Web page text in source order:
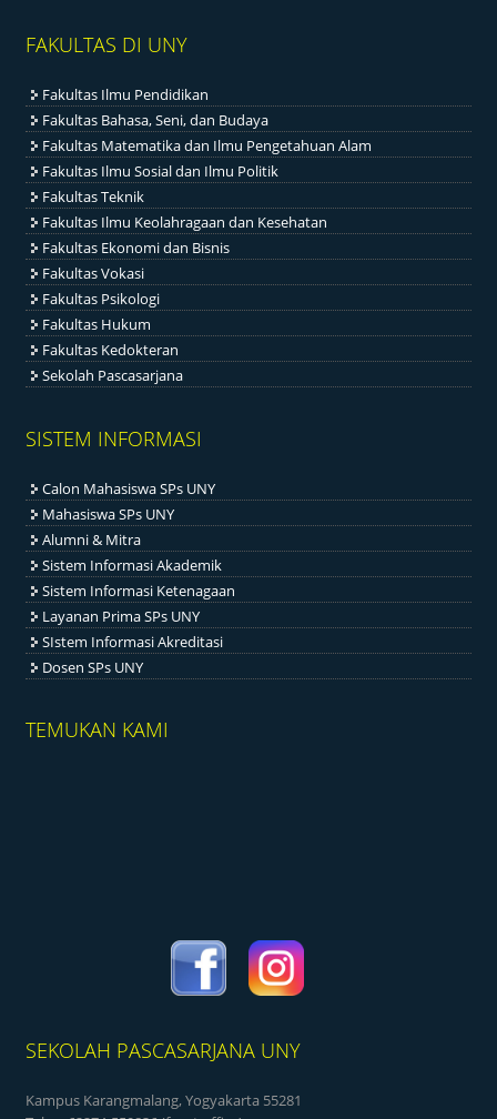
FAKULTAS DI UNY
Fakultas Ilmu Pendidikan
Fakultas Bahasa, Seni, dan Budaya
Fakultas Matematika dan Ilmu Pengetahuan Alam
Fakultas Ilmu Sosial dan Ilmu Politik
Fakultas Teknik
Fakultas Ilmu Keolahragaan dan Kesehatan
Fakultas Ekonomi dan Bisnis
Fakultas Vokasi
Fakultas Psikologi
Fakultas Hukum
Fakultas Kedokteran
Sekolah Pascasarjana
SISTEM INFORMASI
Calon Mahasiswa SPs UNY
Mahasiswa SPs UNY
Alumni & Mitra
Sistem Informasi Akademik
Sistem Informasi Ketenagaan
Layanan Prima SPs UNY
SIstem Informasi Akreditasi
Dosen SPs UNY
TEMUKAN KAMI
SEKOLAH PASCASARJANA UNY
Kampus Karangmalang, Yogyakarta 55281